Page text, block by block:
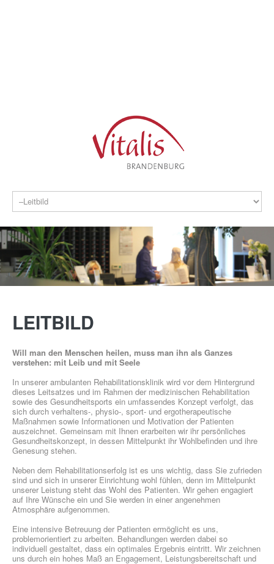
REHAKLINIK
GESUNDHEITSSPORT
MOBY
KIDS
LEITBILD
Will man den Menschen heilen, muss man ihn als Ganzes
verstehen: mit Leib und mit Seele
In unserer ambulanten Rehabilitationsklinik wird vor dem Hintergrund
dieses Leitsatzes und im Rahmen der medizinischen Rehabilitation
sowie des Gesundheitsports ein umfassendes Konzept verfolgt, das
sich durch verhaltens-, physio-, sport- und ergotherapeutische
Maßnahmen sowie Informationen und Motivation der Patienten
auszeichnet. Gemeinsam mit Ihnen erarbeiten wir ihr persönliches
Gesundheitskonzept, in dessen Mittelpunkt ihr Wohlbefinden und ihre
Genesung stehen.
Neben dem Rehabilitationserfolg ist es uns wichtig, dass Sie zufrieden
sind und sich in unserer Einrichtung wohl fühlen, denn im Mittelpunkt
unserer Leistung steht das Wohl des Patienten. Wir gehen engagiert
auf Ihre Wünsche ein und Sie werden in einer angenehmen
Atmosphäre aufgenommen.
Eine intensive Betreuung der Patienten ermöglicht es uns,
problemorientiert zu arbeiten. Behandlungen werden dabei so
individuell gestaltet, dass ein optimales Ergebnis eintritt. Wir zeichnen
uns durch ein hohes Maß an Engagement, Leistungsbereitschaft und